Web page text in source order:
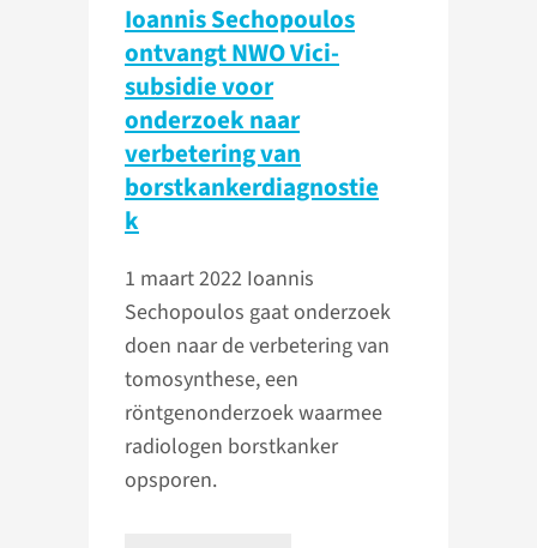
Ioannis Sechopoulos
ontvangt NWO Vici-
subsidie voor
onderzoek naar
verbetering van
borstkankerdiagnostie
k
1 maart 2022 Ioannis
Sechopoulos gaat onderzoek
doen naar de verbetering van
tomosynthese, een
röntgenonderzoek waarmee
radiologen borstkanker
opsporen.